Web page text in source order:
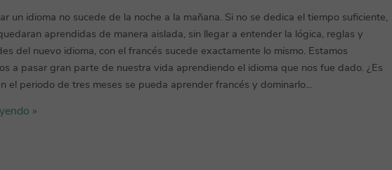
un idioma no sucede de la noche a la mañana. Si no se dedica el tiempo suficiente,
aprendidas de manera aislada, sin llegar a entender la lógica, reglas y
del nuevo idioma, con el francés sucede exactamente lo mismo. Estamos
a pasar gran parte de nuestra vida aprendiendo el idioma que nos fue dado. ¿Es
el periodo de tres meses se pueda aprender francés y dominarlo...
»